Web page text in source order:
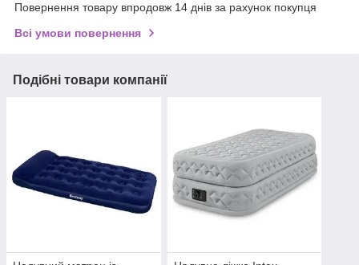
Повернення товару впродовж 14 днів за рахунок покупця
Всі умови повернення
Подібні товари компанії